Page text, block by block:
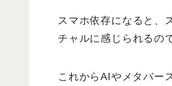
スマホ依存になると、
チャルに感じられるの
これからAIやメタバー